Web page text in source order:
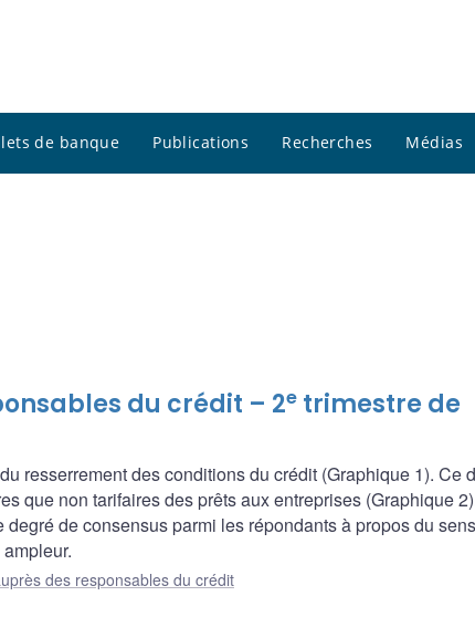
de banque Publications Recherches Médias
du crédit – 2e trimestre de
resserrement des conditions du crédit (Graphique 1). Ce
que non tarifaires des prêts aux entreprises (Graphique
de consensus parmi les répondants à propos du
des responsables du crédit